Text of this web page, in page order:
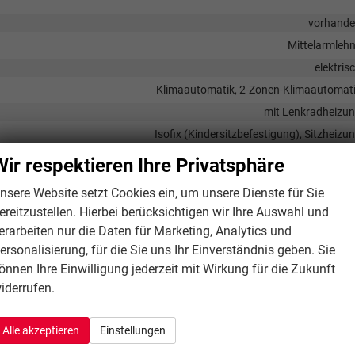
Klimaautomatik, 2-Zonen-
mit
Isofix (Kindersitzbefestigung),
Sprachsteuerung
Radio, Schnittstelle USB, Digitalradio DAB, Android Auto, Apple CarPlay
vorhanden
respektieren Ihre Privatsphäre
Website setzt Cookies ein, um unsere Dienste für Sie
Hierbei berücksichtigen wir Ihre Auswahl und
nur die Daten für Marketing, Analytics und
für die Sie uns Ihr Einverständnis geben. Sie
Ihre Einwilligung jederzeit mit Wirkung für die Zukunft
Alle akzeptieren Einstellungen